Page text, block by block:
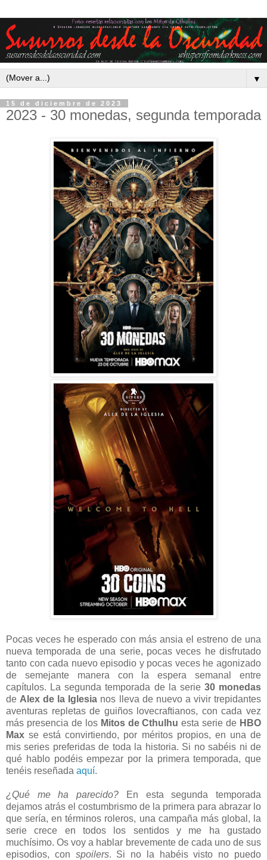
▼
15 de diciembre de 2023
2023 - 30 monedas, segunda temporada
Pocas veces he esperado con más ansia el estreno de una
nueva temporada de una serie, pocas veces he disfrutado
tanto con cada nuevo episodio y pocas veces he agonizado
de semejante manera con la espera semanal entre
capítulos. La segunda temporada de la serie 30 monedas
de Alex de la Iglesia nos lleva de nuevo a vivir trepidantes
aventuras repletas de guiños lovecraftianos, con cada vez
más presencia de los Mitos de Cthulhu esta serie de HBO
Max se está convirtiendo, por méritos propios, en una de
mis series preferidas de toda la historia. Si no sabéis ni de
qué hablo podéis empezar por la primera temporada, que
tenéis reseñada aquí.
¿Qué me ha parecido? En esta segunda temporada
dejamos atrás el costumbrismo de la primera para abrazar lo
que sería, en términos roleros, una campaña más global, la
serie crece en todos los sentidos y me ha gustado
muchísimo. Os voy a hablar brevemente de cada uno de sus
episodios, con spoilers. Si no la habéis visto no puedo